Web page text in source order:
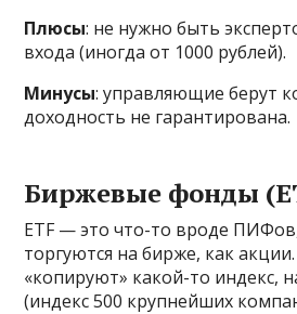
Плюсы: не нужно быть
входа (иногда от 1000 рублей).
Минусы: управляющие берут
доходность не гарантирована.
Биржевые фонды
ETF — это что-то вроде
торгуются на бирже, как
«копируют» какой-то индекс,
(индекс 500 крупнейших